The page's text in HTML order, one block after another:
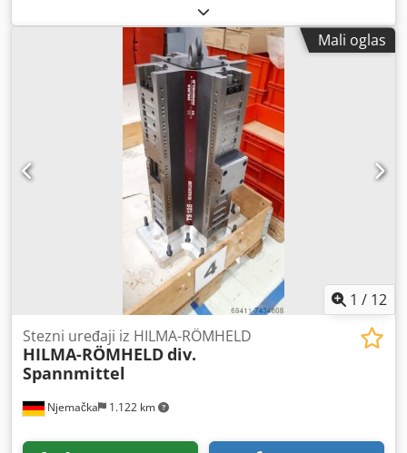
Mali oglas
1 / 12
Njemačka 1.122 km
Stezni uređaji iz HILMA-RÖMHELD
HILMA-RÖMHELDdiv.
Spannmittel